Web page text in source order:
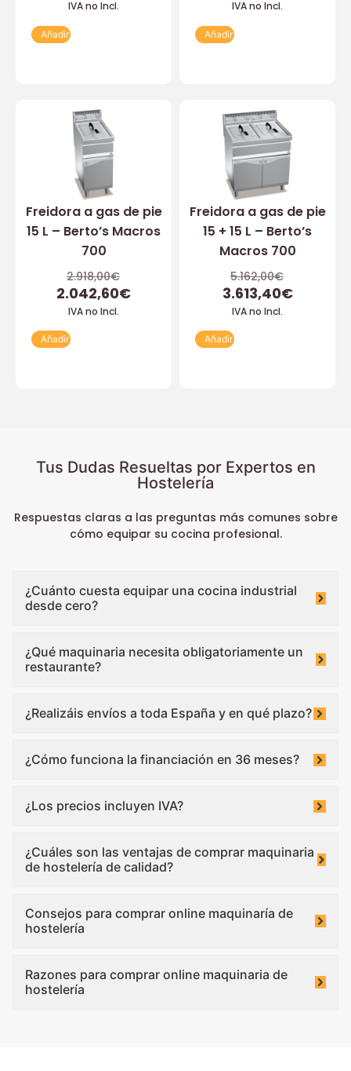
IVA no Incl.
Añadir
IVA no Incl.
Añadir
Freidora a gas de pie
15 L – Berto’s Macros
700
2.918,00€
2.042,60€
IVA no Incl.
Añadir
Freidora a gas de pie
15 + 15 L – Berto’s
Macros 700
5.162,00€
3.613,40€
IVA no Incl.
Añadir
Tus Dudas Resueltas por Expertos en
Hostelería
Respuestas claras a las preguntas más comunes sobre
cómo equipar su cocina profesional.
¿Cuánto cuesta equipar una cocina industrial
desde cero?
¿Qué maquinaria necesita obligatoriamente un
restaurante?
¿Realizáis envíos a toda España y en qué plazo?
¿Cómo funciona la financiación en 36 meses?
¿Los precios incluyen IVA?
¿Cuáles son las ventajas de comprar maquinaria
de hostelería de calidad?
Consejos para comprar online maquinaría de
hostelería
Razones para comprar online maquinaria de
hostelería